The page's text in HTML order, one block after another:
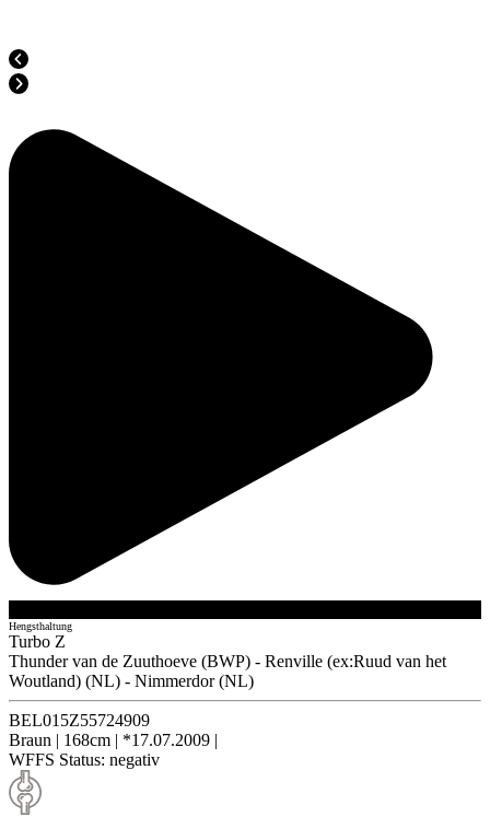
Hengsthaltung
Turbo Z
Thunder van de Zuuthoeve (BWP) - Renville (ex:Ruud van het
Woutland) (NL) - Nimmerdor (NL)
BEL015Z55724909
Braun | 168cm | *17.07.2009 |
WFFS Status: negativ